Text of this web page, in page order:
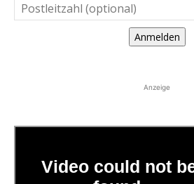
Anmelden
Anzeige